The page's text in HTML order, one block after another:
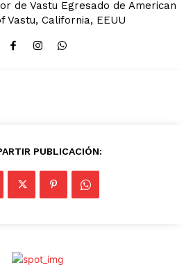
de Vastu Egresado de American
Vastu, California, EEUU
PUBLICACIÓN: